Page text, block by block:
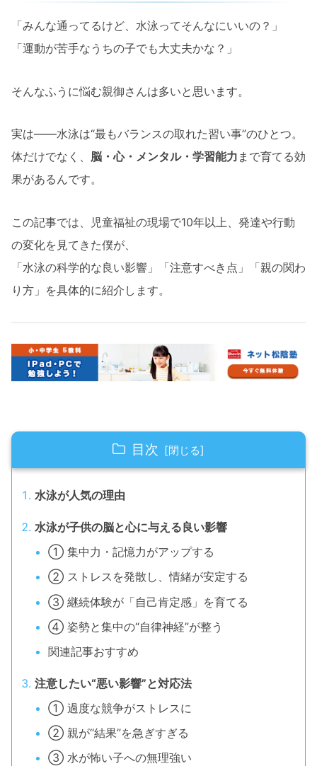
「みんな通ってるけど、水泳ってそんなにいいの？」
「運動が苦手なうちの子でも大丈夫かな？」
そんなふうに悩む親御さんは多いと思います。
実は――水泳は“最もバランスの取れた習い事”のひとつ。
体だけでなく、 脳・心・メンタル・学習能力 まで育てる効
果があるんです。
この記事では、児童福祉の現場で10年以上、発達や行動
の変化を見てきた僕が、
「水泳の科学的な良い影響」「注意すべき点」「親の関わ
り方」を具体的に紹介します。
目次
水泳が人気の理由
水泳が子供の脳と心に与える良い影響
① 集中力・記憶力がアップする
② ストレスを発散し、情緒が安定する
③ 継続体験が「自己肯定感」を育てる
④ 姿勢と集中の“自律神経”が整う
関連記事おすすめ
注意したい“悪い影響”と対応法
① 過度な競争がストレスに
② 親が“結果”を急ぎすぎる
③ 水が怖い子への無理強い